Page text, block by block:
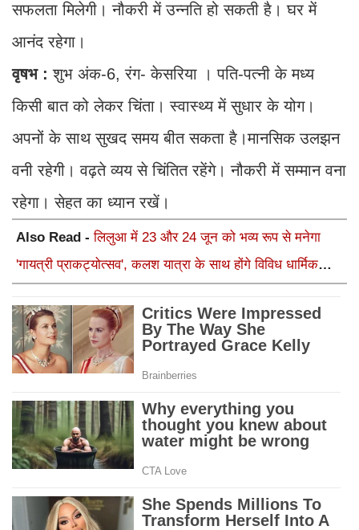
सफलता मिलेगी। नौकरी में उन्नति हो सकती है। घर में
आनंद रहेगा।
वृषभ : शुभ अंक-6, रंग- केसरिया । पति-पत्नी के मध्य
किसी बात को लेकर चिंता। स्वास्थ्य में सुधार के योग।
अपनों के साथ सुखद समय बीत सकता है।मानसिक उलझन
वनी रहेगी। वढ़ते व्यय से चिंतित रहेंगे। नौकरी में सम्मान वना
रहेगा। सेहत का ध्यान रखें।
Also Read -लिलुआ में 23 और 24 जून को भव्य रूप से मनेगा
'गायत्री प्राकट्योत्सव', कलश यात्रा के साथ होंगे विविध धार्मिक